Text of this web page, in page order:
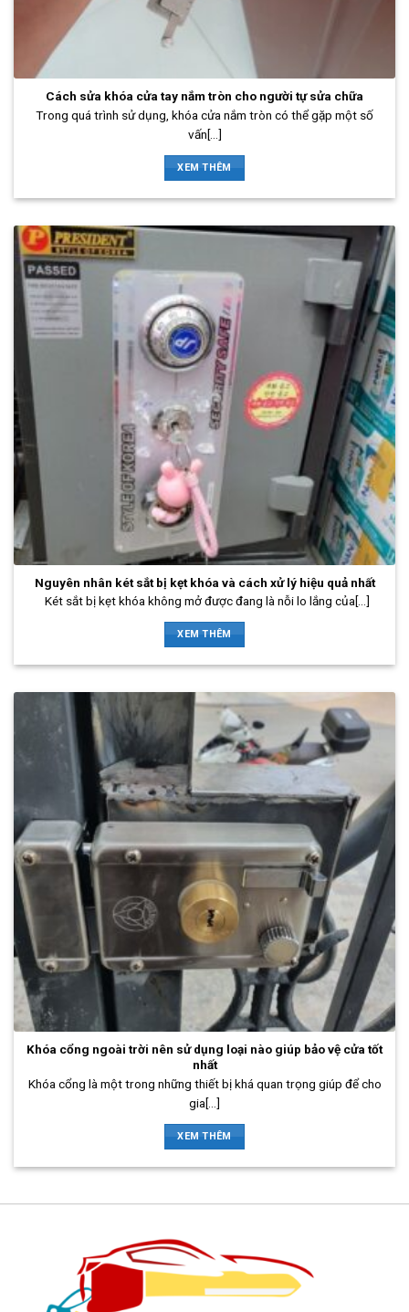
Cách sửa khóa cửa tay nắm tròn cho người tự sửa chữa
Trong quá trình sử dụng, khóa cửa nắm tròn có thể gặp một số
vấn[...]
XEM THÊM
Nguyên nhân két sắt bị kẹt khóa và cách xử lý hiệu quả nhất
Két sắt bị kẹt khóa không mở được đang là nỗi lo lắng của[...]
XEM THÊM
Khóa cổng ngoài trời nên sử dụng loại nào giúp bảo vệ cửa tốt
nhất
Khóa cổng là một trong những thiết bị khá quan trọng giúp để cho
gia[...]
XEM THÊM